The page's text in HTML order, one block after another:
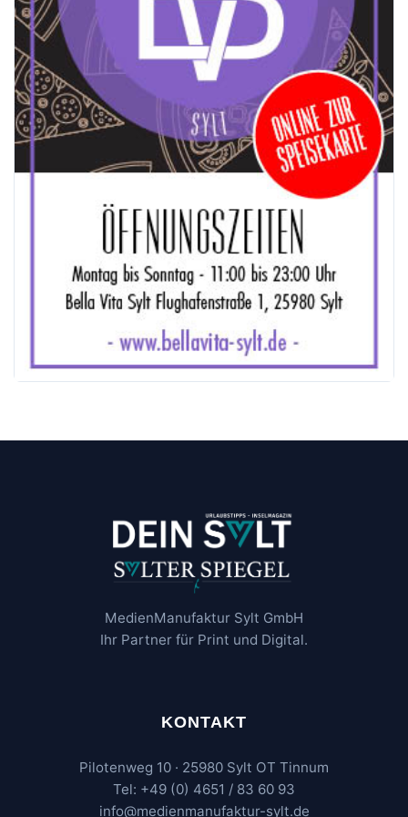
MedienManufaktur Sylt GmbH
Ihr Partner für Print und Digital.
KONTAKT
Pilotenweg 10 · 25980 Sylt OT Tinnum
Tel: +49 (0) 4651 / 83 60 93
info@medienmanufaktur-sylt.de